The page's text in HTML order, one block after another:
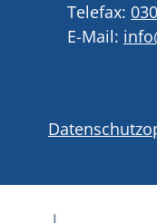
Telefax:
E-Mail: